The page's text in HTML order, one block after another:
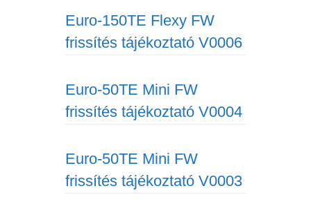
Euro-150TE Flexy FW
frissítés tájékoztató V0006
Euro-50TE Mini FW
frissítés tájékoztató V0004
Euro-50TE Mini FW
frissítés tájékoztató V0003